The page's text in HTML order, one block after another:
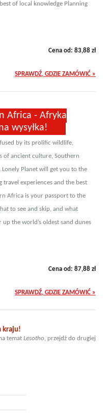
of local knowledge Planning
Cena od: 83,88 zł
SPRAWDŹ, GDZIE ZAMÓWIĆ »
Africa - Afryka
wysyłka!
by its prolific wildlife,
of ancient culture, Southern
Planet will get you to the
travel experiences and the best
Africa is your passport to the
to see and skip, and what
the world’s oldest sand dunes
Cena od: 87,88 zł
SPRAWDŹ, GDZIE ZAMÓWIĆ »
kraju!
temat Lesotho, przejdź do drugiej